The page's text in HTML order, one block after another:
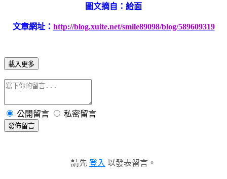
圖文摘自： 給面
文章網址： http://blog.xuite.net/smile89098/blog/589609319
載入更多
公開留言 私密留言
發佈留言
請先 登入 以發表留言。